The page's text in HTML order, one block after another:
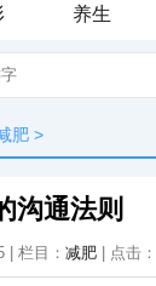
养生
肥 >
沟通法则
| 栏目： 减肥 | 点击：